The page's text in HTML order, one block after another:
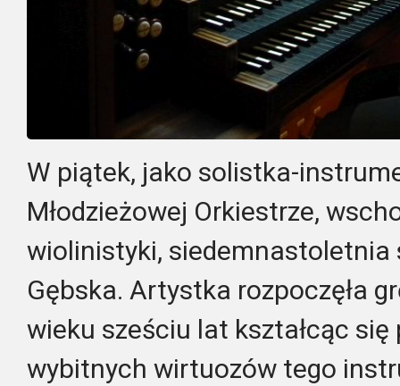
W piątek, jako solistka-
Młodzieżowej Orkiestrze,
wiolinistyki, siedemnastoletnia
Gębska. Artystka rozpoczęła
wieku sześciu lat kształcąc
wybitnych wirtuozów tego